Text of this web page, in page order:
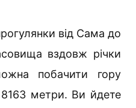
від Сама до
вздовж річки
побачити гору
метри. Ви йдете